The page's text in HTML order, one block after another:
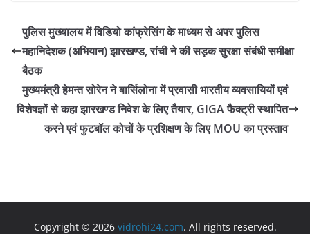
e
b
o
k
er s
A
p
gr
a
l e
पुलिस मुख्यालय में विडियो कांफ्रेसिंग के माध्यम से अपर पुलिस
महानिदेशक (अभियान) झारखण्ड, रांची ने की सड़क सुरक्षा संबंधी समीक्षा
बैठक
मुख्यमंत्री हेमन्त सोरेन ने बार्सिलोना में प्रवासी भारतीय व्यवसायियों एवं
विशेषज्ञों से कहा झारखण्ड निवेश के लिए तैयार, GIGA फैक्ट्री स्थापित
करने एवं फुटबॉल कोचों के प्रशिक्षण के लिए MOU का प्रस्ताव
Copyright © 2026 vidrohi24.com. All rights reserved.